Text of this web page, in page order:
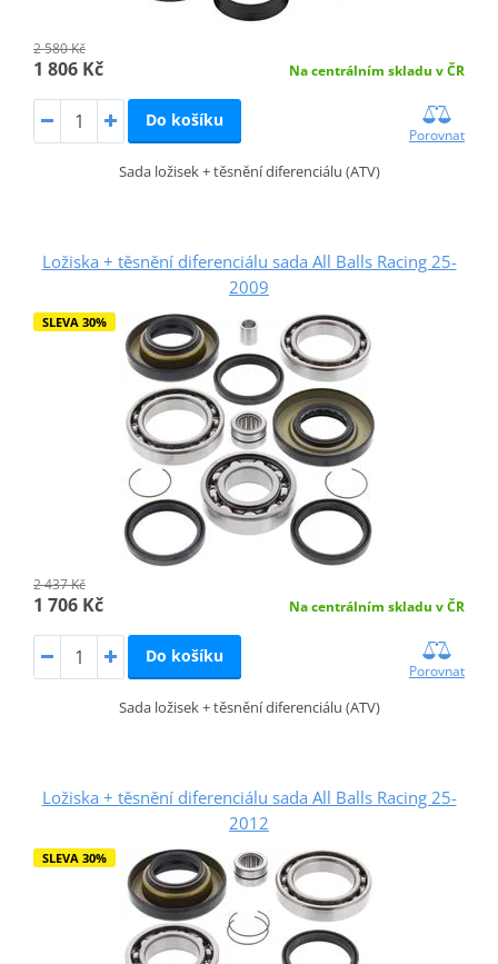
2 580 Kč
1 806 Kč Na centrálním skladu v ČR
Do košíku
Porovnat
Sada ložisek + těsnění diferenciálu (ATV)
Ložiska + těsnění diferenciálu sada All Balls Racing 25-
2009
SLEVA 30%
2 437 Kč
1 706 Kč Na centrálním skladu v ČR
Do košíku
Porovnat
Sada ložisek + těsnění diferenciálu (ATV)
Ložiska + těsnění diferenciálu sada All Balls Racing 25-
2012
SLEVA 30%